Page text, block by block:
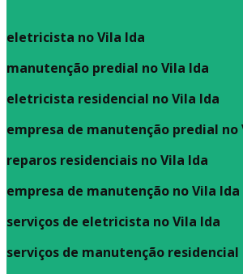
eletricista no Vila Ida
manutenção predial no Vila Ida
eletricista residencial no Vila Ida
empresa de manutenção predial no
reparos residenciais no Vila Ida
empresa de manutenção no Vila Ida
serviços de eletricista no Vila Ida
serviços de manutenção residencial